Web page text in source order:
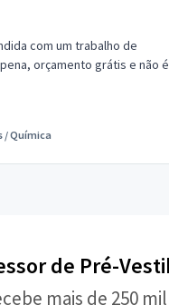
com um trabalho de
orçamento grátis e não é
/Química
de Pré-
mais de 250